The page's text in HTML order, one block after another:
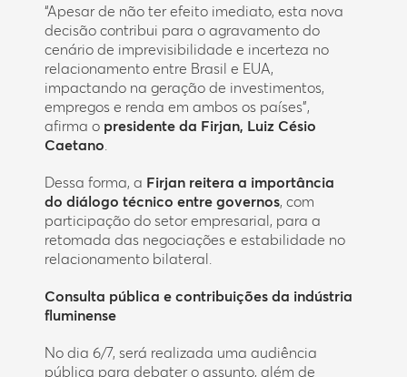
“Apesar de não ter efeito imediato, esta nova
decisão contribui para o agravamento do
cenário de imprevisibilidade e incerteza no
relacionamento entre Brasil e EUA,
impactando na geração de investimentos,
empregos e renda em ambos os países”,
afirma o presidente da Firjan, Luiz Césio
Caetano
Dessa forma, a Firjan reitera a importância
do diálogo técnico entre governos, com
participação do setor empresarial, para a
retomada das negociações e estabilidade no
relacionamento bilateral.
Consulta pública e contribuições da indústria
fluminense
No dia 6/7, será realizada uma audiência
pública para debater o assunto, além de